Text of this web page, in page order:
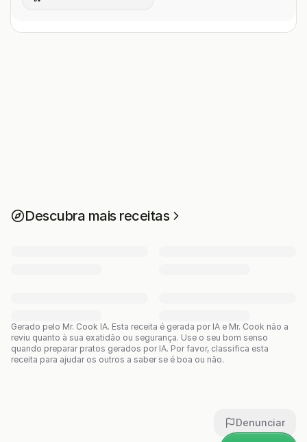
Descubra mais receitas
Gerado pelo Mr. Cook IA. Esta receita é gerada por IA e Mr. Cook não a
reviu quanto à sua exatidão ou segurança. Use o seu bom senso
quando preparar pratos gerados por IA. Por favor, classifica esta
receita para ajudar os outros a saber se é boa ou não.
Denunciar